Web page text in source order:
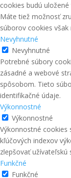
cookies budú
Máte tiež možnosť
súborov cookies
Nevyhnutné
Nevyhnutné
Potrebné súbory
zásadné a webové
spôsobom. Tieto
identifikačné údaje.
Výkonnostné
Výkonnostné
Výkonnostné cookies
kľúčových indexov
zlepšovať užívateľskú
Funkčné
Funkčné